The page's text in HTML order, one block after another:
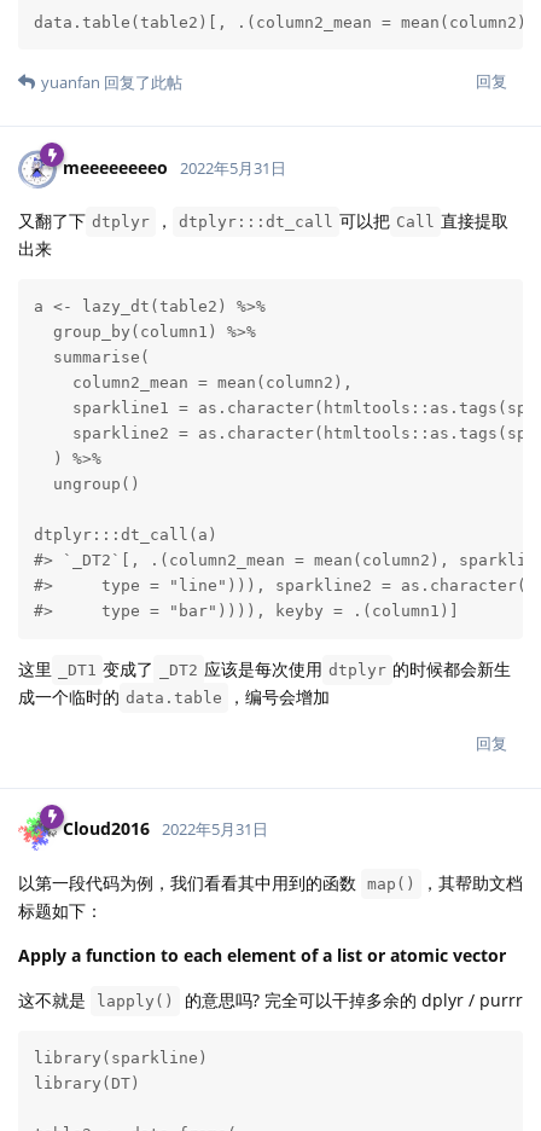
data.table(table2)[, .(column2_mean =
回复
yuanfan 回复了此帖
meeeeeeeeo 2022年5月31日
又翻了下 dtplyr ， dtplyr:::dt_call 可以把 Call 直接提取
出来
a <- lazy_dt(table2) %>%
  group_by(column1) %>%
  summarise(
    column2_mean = mean(column2),
sparkline1 =
sparkline2 =
  ) %>%
  ungroup()
dtplyr:::dt_call(a)
#> `_DT2`[, .(column2_mean = mean(column2),
#>     type = "line"))), sparkline2 =
#>     type = "bar")))), keyby = .(column1)]
这里 _DT1 变成了 _DT2 应该是每次使用 dtplyr 的时候都会新生
成一个临时的 data.table ，编号会增加
回复
Cloud2016 2022年5月31日
以第一段代码为例，我们看看其中用到的函数 map()
，其帮助文档
标题如下：
Apply a function to each element of a list or atomic vector
这不就是
lapply() 的意思吗? 完全可以干掉多余的 dplyr / purrr
library(sparkline)
library(DT)